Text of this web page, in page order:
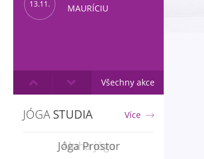
13.11.
MAURÍCIU
Všechny akce
JÓGASTUDIA Více
Aloha jóga